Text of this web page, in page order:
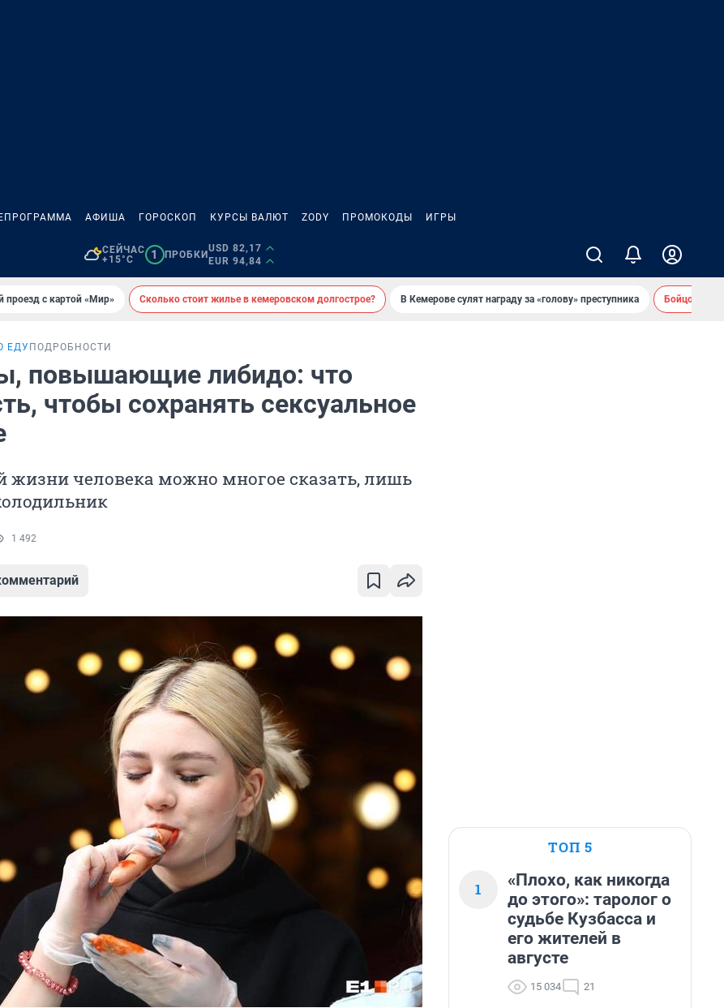
АФИША ГОРОСКОП КУРСЫ ВАЛЮТ ZODY ПРОМОКОДЫ ИГРЫ
СЕЙЧАС
+15°C
1 ПРОБКИ
USD 82,17
EUR 94,84
проезд с картой «Мир» Сколько стоит жилье в кемеровском долгострое? В Кемерове сулят награду за «голову» преступника Бойцовский
ЕДУ ПОДРОБНОСТИ
повышающие либидо: что
чтобы сохранять сексуальное
жизни человека можно многое сказать, лишь
1 492
ТОП 5
1
«Плохо, как никогда
до этого»: таролог о
судьбе Кузбасса и
его жителей в
августе
15 034 21